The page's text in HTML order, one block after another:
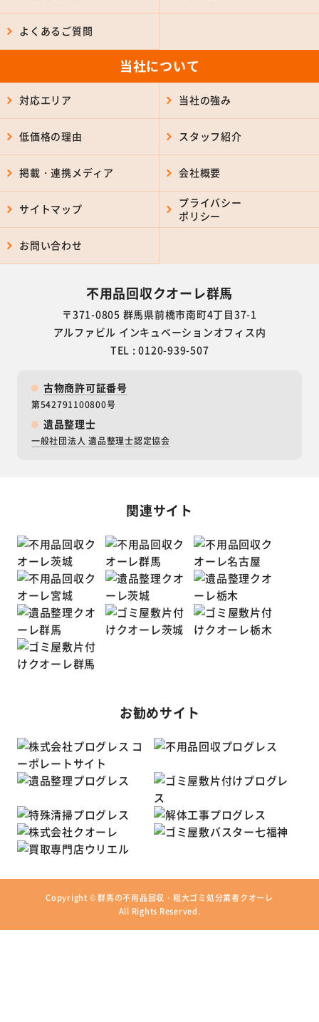
よくあるご質問
当社について
対応エリア 当社の強み
低価格の理由 スタッフ紹介
掲載・連携メディア 会社概要
サイトマップ
プライバシー
ポリシー
お問い合わせ
不用品回収クオーレ群馬
〒371-0805 群馬県前橋市南町4丁目37-1
アルファビル インキュベーションオフィス内
TEL : 0120-939-507
古物商許可証番号
第542791100800号
遺品整理士
一般社団法人 遺品整理士認定協会
関連サイト
お勧めサイト
Copyright ©群馬の不用品回収・粗大ゴミ処分業者クオーレ
All Rights Reserved.